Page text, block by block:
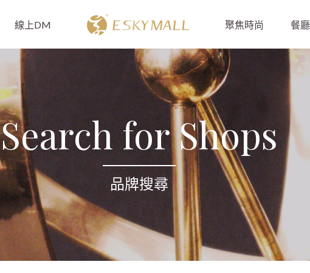
線上DM 聚焦時尚 餐
Search for Shops
品牌搜尋